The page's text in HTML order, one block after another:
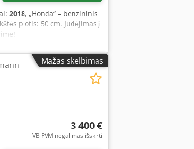
2018, „Honda“ – benzininis
plotis: 50 cm. Judėjimas į
Mažas skelbimas
3 400 €
VB PVM negalimas išskirti